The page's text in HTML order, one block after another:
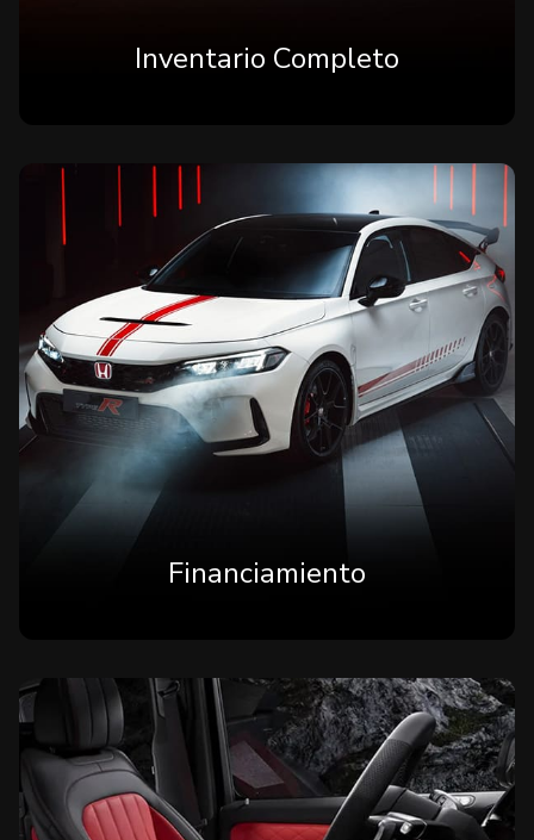
Inventario Completo
Financiamiento